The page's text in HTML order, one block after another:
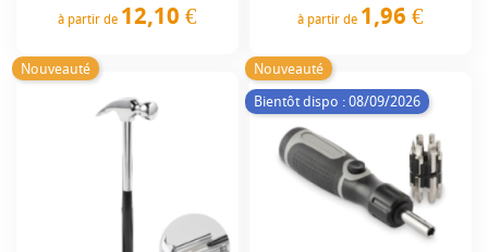
à partir de 12,10 € à partir de 1,96 €
Nouveauté Nouveauté
Bientôt dispo : 08/09/2026